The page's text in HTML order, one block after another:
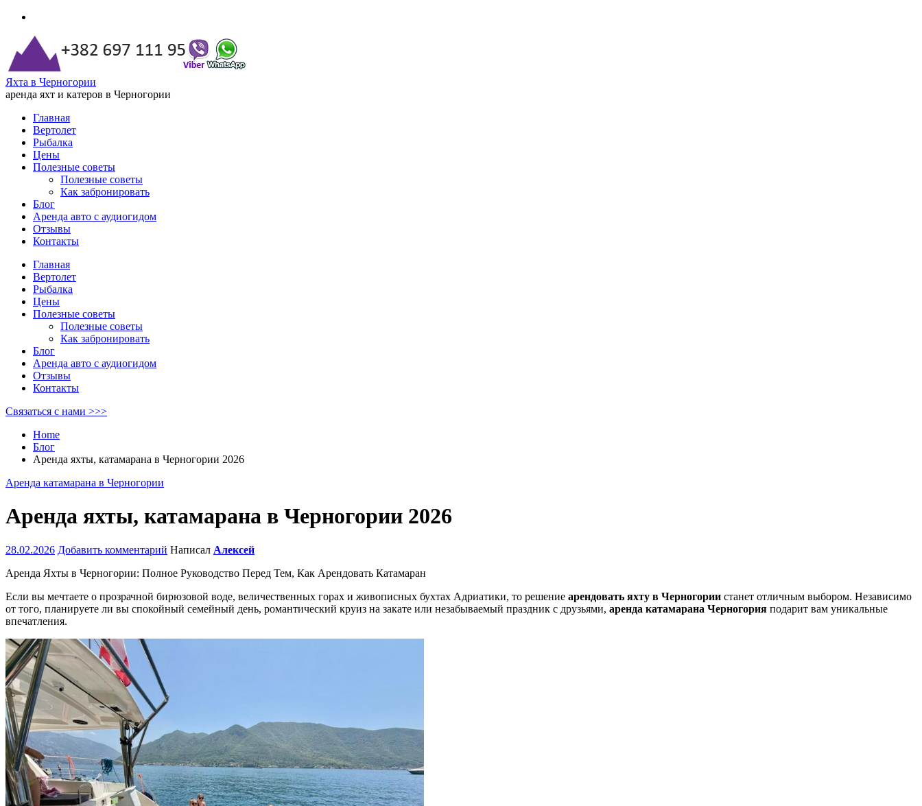
Яхта в Черногории
аренда яхт и катеров в Черногории
Главная
Вертолет
Рыбалка
Цены
Полезные советы
Полезные советы
Как забронировать
Блог
Аренда авто с аудиогидом
Отзывы
Контакты
Главная
Вертолет
Рыбалка
Цены
Полезные советы
Полезные советы
Как забронировать
Блог
Аренда авто с аудиогидом
Отзывы
Контакты
Связаться с нами >>>
Home
Блог
Аренда яхты, катамарана в Черногории 2026
Аренда катамарана в Черногории
Аренда яхты, катамарана в Черногории 2026
28.02.2026 Добавить комментарий Написал Алексей
Аренда Яхты в Черногории: Полное Руководство Перед Тем, Как Арендовать Катамаран
Если вы мечтаете о прозрачной бирюзовой воде, величественных горах и живописных бухтах Адриатики, то решение арендовать яхту в Черногории станет отличным выбором. Независимо
от того, планируете ли вы спокойный семейный день, романтический круиз на закате или незабываемый праздник с друзьями, аренда катамарана Черногория подарит вам уникальные
впечатления.